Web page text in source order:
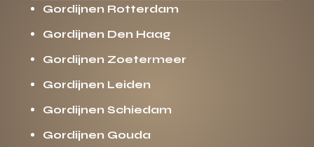
Gordijnen Rotterdam
Gordijnen Den Haag
Gordijnen Zoetermeer
Gordijnen Leiden
Gordijnen Schiedam
Gordijnen Gouda